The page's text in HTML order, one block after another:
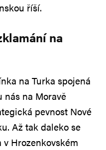
říší.
na
na Turka spojená
nás na Moravě
pevnost Nové
Až tak daleko se
Hrozenkovském